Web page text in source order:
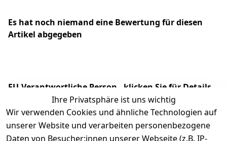
Es hat noch niemand eine Bewertung für diesen
Artikel abgegeben
EU-Verantwortliche Person - klicken Sie für Details
Ihre Privatsphäre ist uns wichtig
Wir verwenden Cookies und ähnliche Technologien auf
unserer Website und verarbeiten personenbezogene
Daten von Besucher:innen unserer Webseite (z.B. IP-